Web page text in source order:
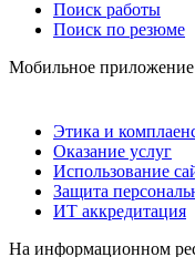
Поиск работы
Поиск по резюме
Мобильное приложение
Этика и
Оказание услуг
Использование
Защита
ИТ аккредитация
На информационном